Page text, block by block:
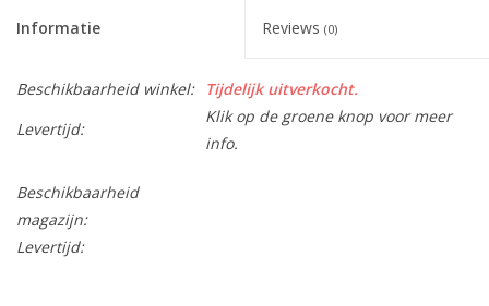
Informatie Reviews (0)
Beschikbaarheid winkel:
Tijdelijk uitverkocht.
Levertijd:
Klik op de groene knop voor meer
info.
Beschikbaarheid
magazijn:
Levertijd: